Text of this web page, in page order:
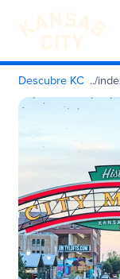
Visita KC
Ir al contenido
Descubre KC